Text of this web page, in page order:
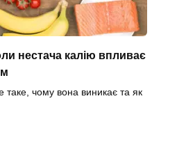
нестача калію впливає
таке, чому вона виникає та як